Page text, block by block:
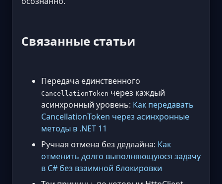
Связанные статьи
Передача единственного
CancellationToken через каждый
асинхронный уровень: Как передавать
CancellationToken через асинхронные
методы в .NET 11
Ручная отмена без дедлайна: Как
отменить долго выполняющуюся задачу
в C# без взаимной блокировки